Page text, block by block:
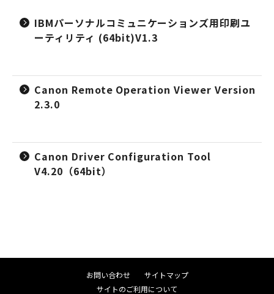
IBMパーソナルコミュニケーションズ用印刷ユ
ーティリティ (64bit)V1.3
Canon Remote Operation Viewer Version
2.3.0
Canon Driver Configuration Tool
V4.20（64bit）
お問い合わせ
サイトマップ
サイトのご利用について